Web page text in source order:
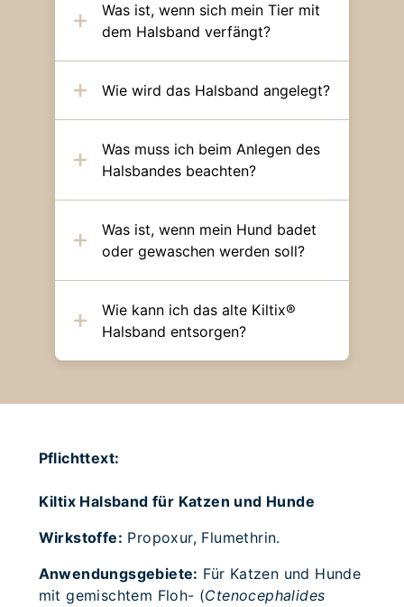
Was ist, wenn sich mein Tier mit
dem Halsband verfängt?
Wie wird das Halsband angelegt?
Was muss ich beim Anlegen des
Halsbandes beachten?
Was ist, wenn mein Hund badet
oder gewaschen werden soll?
Wie kann ich das alte Kiltix®
Halsband entsorgen?
Pflichttext:
Kiltix Halsband für Katzen und Hunde
Wirkstoffe: Propoxur, Flumethrin.
Anwendungsgebiete: Für Katzen und Hunde
mit gemischtem Floh- (Ctenocephalides